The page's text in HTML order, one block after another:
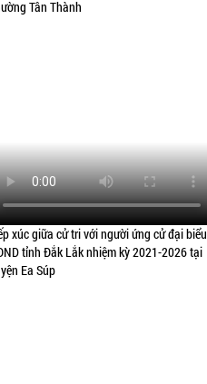
Tân Thành
xúc giữa cử tri với người ứng cử đại biểu
tỉnh Đắk Lắk nhiệm kỳ 2021-2026 tại
Ea Súp